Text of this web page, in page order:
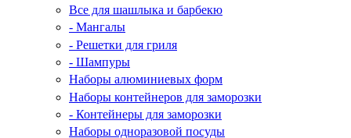
Все для шашлыка и барбекю
- Мангалы
- Решетки для гриля
- Шампуры
Наборы алюминиевых форм
Наборы контейнеров для заморозки
- Контейнеры для заморозки
Наборы одноразовой посуды